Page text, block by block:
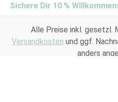
Sichere Dir 10 %
Alle Preise inkl. gesetzl.
Versandkosten und ggf.
anders